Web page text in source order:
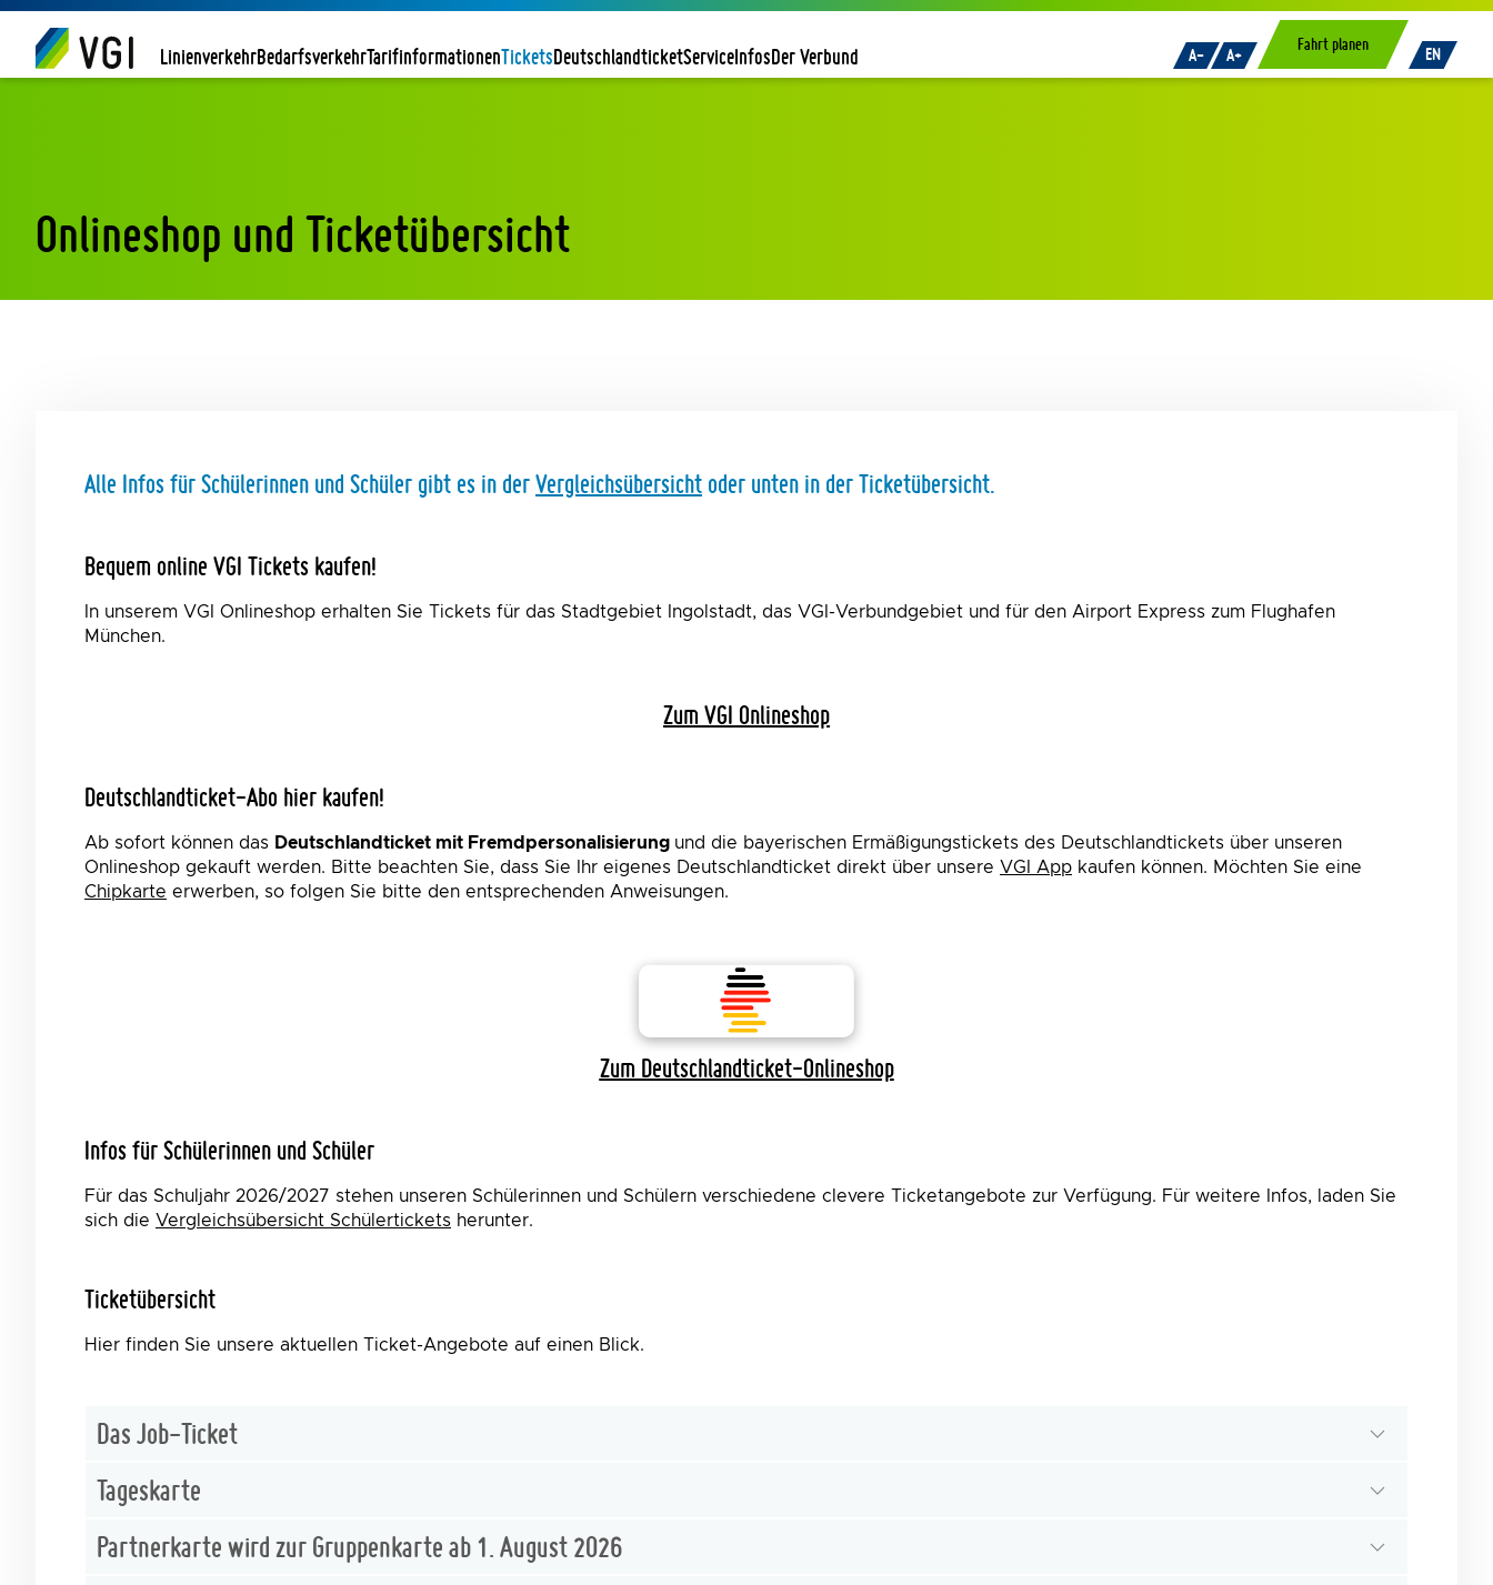
LinienverkehrBedarfsverkehrTarifinformationenTicketsDeutschlandticketServiceInfosDer Verbund A- A+ Fahrt planen EN
Onlineshop und Ticketübersicht
Alle Infos für Schülerinnen und Schüler gibt es in derVergleichsübersicht oder unten in der Ticketübersicht.
Bequem online VGI Tickets kaufen!
In unserem VGI Onlineshop erhalten Sie Tickets für das Stadtgebiet Ingolstadt, das VGI-Verbundgebiet und für den Airport Express zum Flughafen
München.
Zum VGI Onlineshop
Deutschlandticket-Abo hier kaufen!
Ab sofort können das Deutschlandticket mit Fremdpersonalisierung und die bayerischen Ermäßigungstickets des Deutschlandtickets über unseren
Onlineshop gekauft werden. Bitte beachten Sie, dass Sie Ihr eigenes Deutschlandticket direkt über unsere VGI App kaufen können. Möchten Sie eine
Chipkarte erwerben, so folgen Sie bitte den entsprechenden Anweisungen.
Zum Deutschlandticket-Onlineshop
Infos für Schülerinnen und Schüler
Für das Schuljahr 2026/2027 stehen unseren Schülerinnen und Schülern verschiedene clevere Ticketangebote zur Verfügung. Für weitere Infos, laden Sie
sich die Vergleichsübersicht Schülertickets herunter.
Ticketübersicht
Hier finden Sie unsere aktuellen Ticket-Angebote auf einen Blick.
Das Job-Ticket
Tageskarte
Partnerkarte wird zur Gruppenkarte ab 1. August 2026